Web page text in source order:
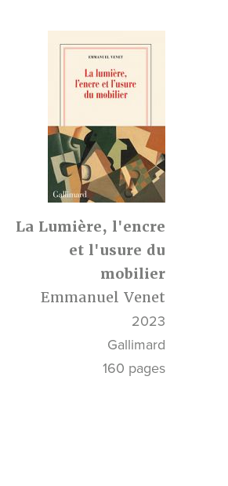
La Lumière, l'encre
et l'usure du
mobilier
Emmanuel Venet
2023
Gallimard
160 pages